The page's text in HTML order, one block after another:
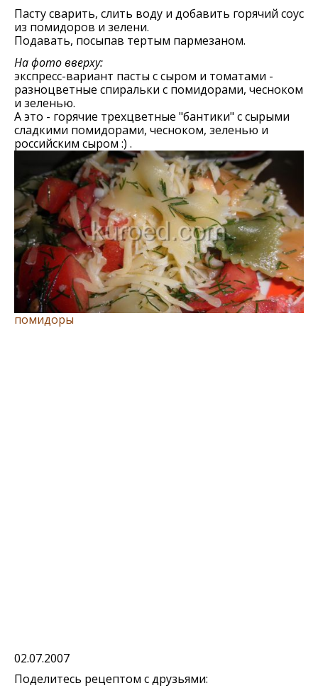
Пасту сварить, слить воду и добавить горячий соус
из помидоров и зелени.
Подавать, посыпав тертым пармезаном.
На фото вверху:
экспресс-вариант пасты с сыром и томатами -
разноцветные спиральки с помидорами, чесноком
и зеленью.
А это - горячие трехцветные "бантики" с сырыми
сладкими помидорами, чесноком, зеленью и
российским сыром :) .
помидоры
02.07.2007
Поделитесь рецептом с друзьями: